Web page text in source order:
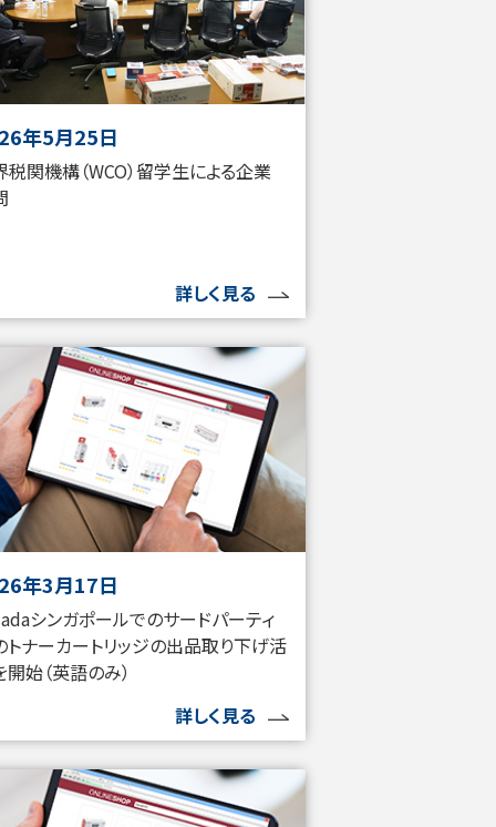
年5月25日
税関機構（WCO）留学生による企業
詳しく見る
年3月17日
シンガポールでのサードパーティ
トナーカートリッジの出品取り下げ活
始（英語のみ）
詳しく見る